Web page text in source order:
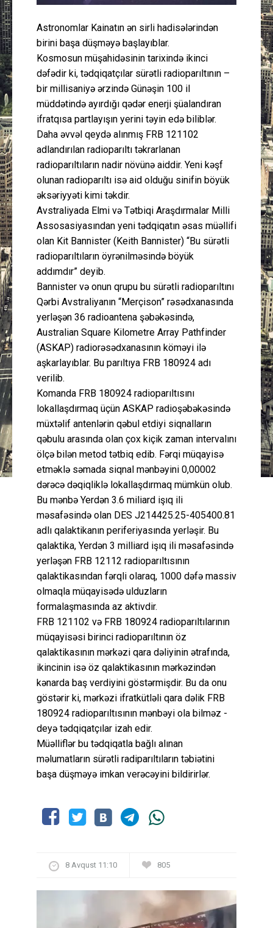
Gündəm
Peşə etikası
Əlaqə
Astronomlar Kainatın ən sirli hadisələrindən
birini başa düşməyə başlayıblar.
Kosmosun müşahidəsinin tarixində ikinci
dəfədir ki, tədqiqatçılar sürətli radioparıltının –
bir millisaniyə ərzində Günəşin 100 il
müddətində ayırdığı qədər enerji şüalandıran
ifratqısa partlayışın yerini təyin edə biliblər.
Daha əvvəl qeydə alınmış FRB 121102
adlandırılan radioparıltı təkrarlanan
radioparıltıların nadir növünə aiddir. Yeni kəşf
olunan radioparıltı isə aid olduğu sinifin böyük
əksəriyyəti kimi təkdir.
Avstraliyada Elmi və Tətbiqi Araşdırmalar Milli
Assosasiyasından yeni tədqiqatın əsas müəllifi
olan Kit Bannister (Keith Bannister) “Bu sürətli
radioparıltıların öyrənilməsində böyük
addımdır” deyib.
Bannister və onun qrupu bu sürətli radioparıltını
Qərbi Avstraliyanın “Merçison” rəsədxanasında
yerləşən 36 radioantena şəbəkəsində,
Australian Square Kilometre Array Pathfinder
(ASKAP) radiorəsədxanasının köməyi ilə
aşkarlayıblar. Bu parıltıya FRB 180924 adı
verilib.
Komanda FRB 180924 radioparıltısını
lokallaşdırmaq üçün ASKAP radioşəbəkəsində
müxtəlif antenlərin qəbul etdiyi siqnalların
qəbulu arasında olan çox kiçik zaman intervalını
ölçə bilən metod tətbiq edib. Fərqi müqayisə
etməklə səmada siqnal mənbəyini 0,00002
dərəcə dəqiqliklə lokallaşdırmaq mümkün olub.
Bu mənbə Yerdən 3.6 miliard işıq ili
məsafəsində olan DES J214425.25-405400.81
adlı qalaktikanın periferiyasında yerləşir. Bu
qalaktika, Yerdən 3 milliard işıq ili məsafəsində
yerləşən FRB 12112 radioparıltısının
qalaktikasından fərqli olaraq, 1000 dəfə massiv
olmaqla müqayisədə ulduzların
formalaşmasında az aktivdir.
FRB 121102 və FRB 180924 radioparıltılarının
müqayisəsi birinci radioparıltının öz
qalaktikasının mərkəzi qara dəliyinin ətrafında,
ikincinin isə öz qalaktikasının mərkəzindən
kənarda baş verdiyini göstərmişdir. Bu da onu
göstərir ki, mərkəzi ifratkütləli qara dəlik FRB
180924 radioparıltısının mənbəyi ola bilməz -
deyə tədqiqatçılar izah edir.
Müəlliflər bu tədqiqatla bağlı alınan
məlumatların sürətli radiparıltıların təbiətini
başa düşməyə imkan verəcəyini bildirirlər.
8 Avqust 11:10 805